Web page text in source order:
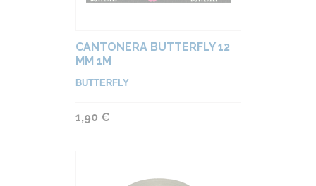
CANTONERA BUTTERFLY 12
MM 1M
BUTTERFLY
1,90 €